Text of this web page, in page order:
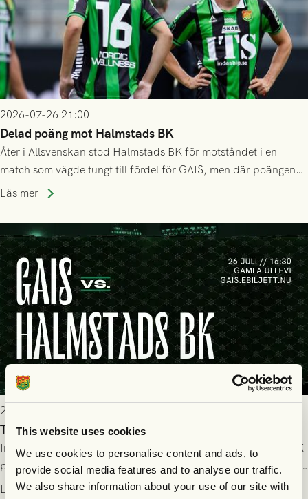
This website uses cookies
We use cookies to personalise content and ads, to
provide social media features and to analyse our traffic.
We also share information about your use of our site with
2026-07-26 21:00
Delad poäng mot Halmstads BK
Åter i Allsvenskan stod Halmstads BK för motståndet i en
match som vägde tungt till fördel för GAIS, men där poängen
delades efter dramatik på tilläggstid.
Läs mer
2026-07-25 19:00
Truppen till GAIS - Halmstads BK 26/7
Imorgon söndag spelar GAIS herrar hemma mot Halmstads BK
på Gamla Ullevi med avspark kl 16.30! Fredrik Holmberg och
ledarstaben har tagit ut följande trupp till matchen:
Läs mer